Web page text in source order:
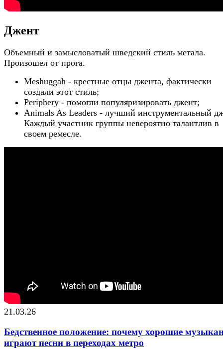
Джент
Объемный и замысловатый шведский стиль метала.
Произошел от прога.
Meshuggah - крестные отцы джента, фактически
создали этот стиль;
Periphery - помогли популяризировать джент;
Animals As Leaders - лучший инструментальный
Каждый участник группы невероятно талантлив в
своем ремесле.
21.03.26
Бедственное положение: почему хорошие
играют песни в переходах метро